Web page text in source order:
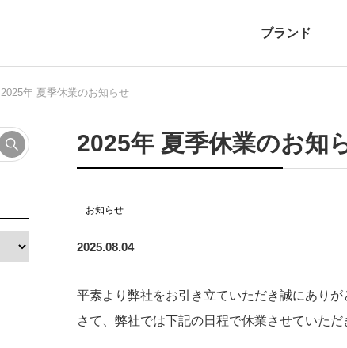
ブランド
自転車
ニュース
2025年 夏季休業のお知らせ
2025年 夏季休業のお知
お知らせ
2025.08.04
平素より弊社をお引き立ていただき誠にありが
さて、弊社では下記の日程で休業させていただ